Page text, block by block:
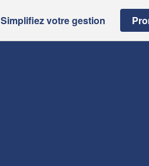
Simplifiez votre gestion